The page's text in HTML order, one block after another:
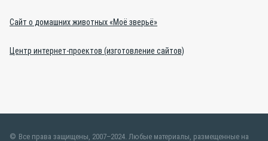
Сайт о домашних животных «Моё зверьё»
Центр интернет-проектов (изготовление сайтов)
Все права защищены, 2007–2024. Любые материалы, размещенные на